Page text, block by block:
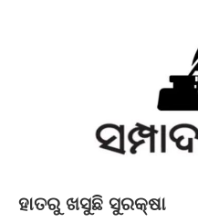
ହାତରୁ ଖସୁଛି ସୁରକ୍ଷା